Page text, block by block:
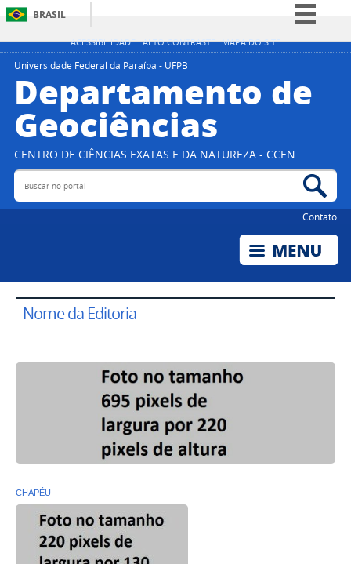
ACESSIBILIDADE ALTO CONTRASTE MAPA DO SITE
BRASIL
Simplifique!
Participe
Universidade Federal da Paraíba - UFPB
Departamento de
Geociências
CENTRO DE CIÊNCIAS EXATAS E DA NATUREZA - CCEN
Buscar no portal
Contato
Nome da Editoria
CHAPÉU